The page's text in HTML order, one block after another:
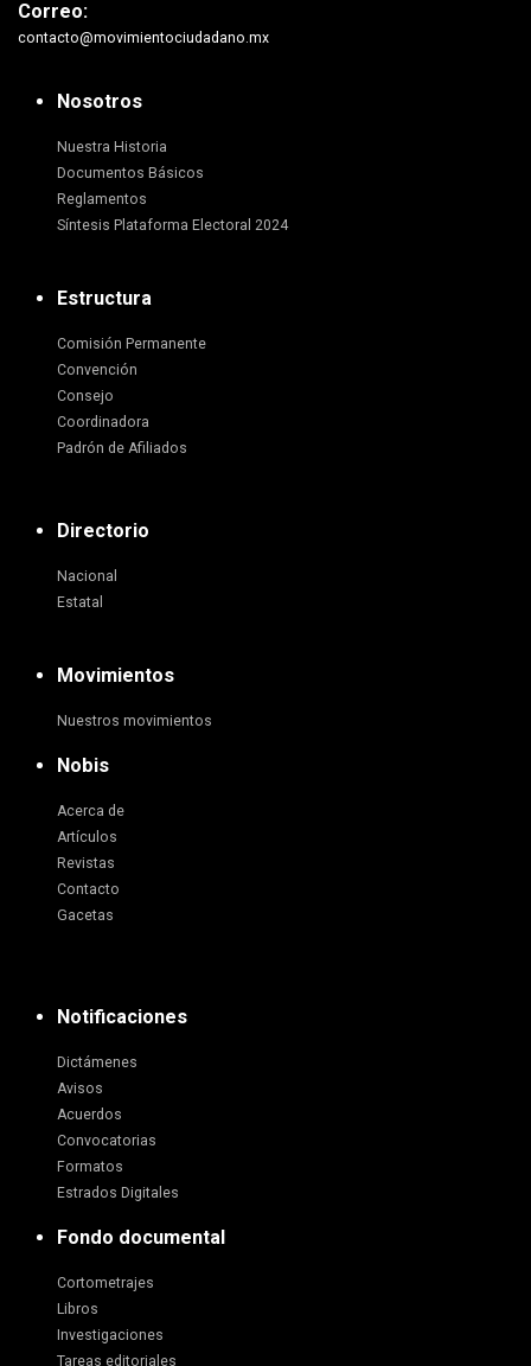
Correo:
contacto@movimientociudadano.mx
Nosotros
Nuestra Historia
Documentos Básicos
Reglamentos
Síntesis Plataforma Electoral 2024
Estructura
Comisión Permanente
Convención
Consejo
Coordinadora
Padrón de Afiliados
Directorio
Nacional
Estatal
Movimientos
Nuestros movimientos
Nobis
Acerca de
Artículos
Revistas
Contacto
Gacetas
Notificaciones
Dictámenes
Avisos
Acuerdos
Convocatorias
Formatos
Estrados Digitales
Fondo documental
Cortometrajes
Libros
Investigaciones
Tareas editoriales